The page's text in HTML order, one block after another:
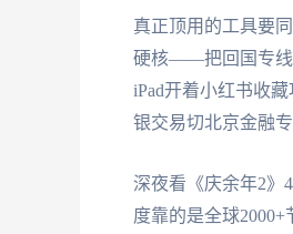
真正顶用的工具要
硬核——把回国专线
iPad开着小红书收
银交易切北京金融
深夜看《庆余年2》
度靠的是全球2000+